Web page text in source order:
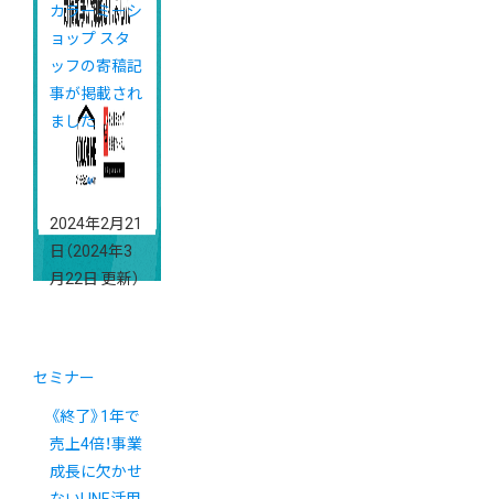
カラーミーシ
ョップ スタ
ッフの寄稿記
事が掲載され
ました
2024年2月21
日 （2024年3
月22日 更新）
セミナー
《終了》1年で
売上4倍！事業
成長に欠かせ